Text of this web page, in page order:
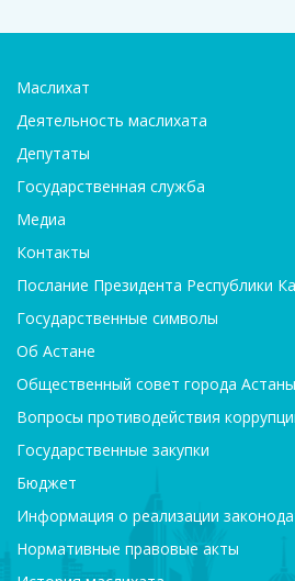
Маслихат
Деятельность маслихата
Депутаты
Государственная служба
Медиа
Контакты
Послание Президента Республики
Государственные символы
Об Астане
Общественный совет города Астаны
Вопросы противодействия
Государственные закупки
Бюджет
Информация о реализации
Нормативные правовые акты